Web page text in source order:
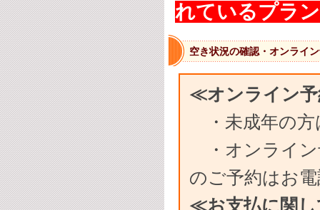
れているプラ
空き状況の確認・オンライ
≪オンライン
・未成年の方
・オンライン
のご予約はお
≪お支払に関